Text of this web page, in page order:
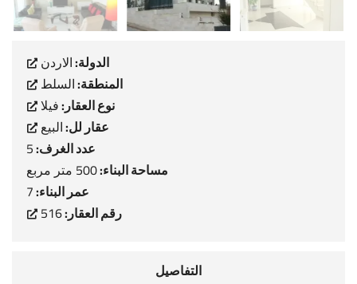
الدولة:الاردن
المنطقة:السلط
نوع العقار:فيلا
عقار لل:البيع
عدد الغرف:5
مساحة البناء:500 متر مربع
عمر البناء:7
رقم العقار:516
التفاصيل